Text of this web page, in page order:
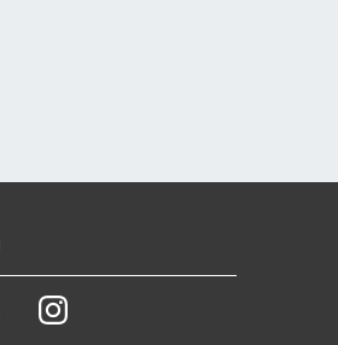
TwitterInstagram